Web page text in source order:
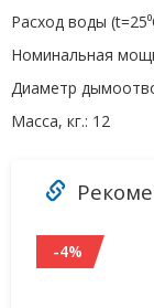
Расход воды
Номинальная
Диаметр
Масса, кг.: 12
-4%